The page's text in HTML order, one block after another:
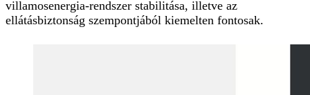
villamosenergia-rendszer stabilitása, illetve az
ellátásbiztonság szempontjából kiemelten fontosak.